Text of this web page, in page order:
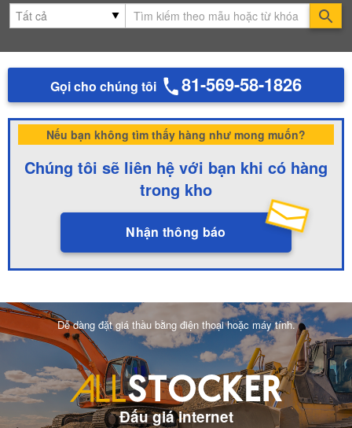
Gọi cho chúng tôi 81-569-58-1826
Nếu bạn không tìm thấy hàng như mong muốn?
Chúng tôi sẽ liên hệ với bạn khi có hàng
trong kho
Nhận thông báo
Dễ dàng đặt giá thầu bằng điện thoại hoặc máy tính.
Đấu giá internet